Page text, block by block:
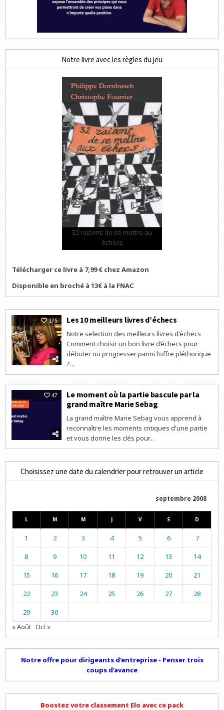
Notre livre avec les règles du jeu
32 raisons de se mettre au
échecs
Télécharger ce livre à 7,99 € chez Amazon
Disponible en broché à 13€ à la FNAC
175 Les 10 meilleurs livres d’échecs
Notre selection des meilleurs livres d'échecs
Comment choisir un bon livre d’échecs pour
débuter ou progresser parmi l'offre pléthorique
?...
47
Le moment où la partie bascule par la
grand maître Marie Sebag
La grand maître Marie Sebag vous apprend à
reconnaître les moments critiques d'une partie
et vous donne les clés pour...
Choisissez une date du calendrier pour retrouver un article
septembre 2008
L M M J V S D
1 2 3 4 5 6 7
8 9 10 11 12 13 14
15 16 17 18 19 20 21
22 23 24 25 26 27 28
29
30
« Août Oct »
Notre offre pour dirigeants d'entreprise - Penser trois
coups d'avance
Boostez votre classement Elo avec ce pack